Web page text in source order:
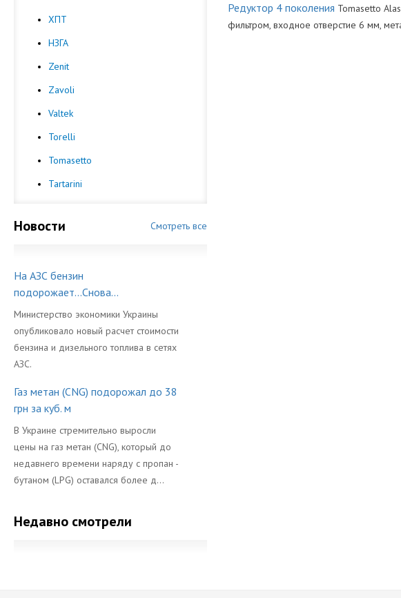
ХПТ
НЗГА
Zenit
Zavoli
Valtek
Torelli
Tomasetto
Tartarini
Новости Смотреть все
На АЗС бензин
подорожает...Снова...
Министерство экономики Украины
опубликовало новый расчет стоимости
бензина и дизельного топлива в сетях
АЗС.
Газ метан (CNG) подорожал до 38
грн за куб. м
В Украине стремительно выросли
цены на газ метан (CNG), который до
недавнего времени наряду с пропан -
бутаном (LPG) оставался более д...
Недавно смотрели
Редуктор 4 поколения Tomasetto
фильтром, входное отверстие 6 мм,